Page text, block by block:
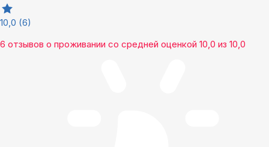
10,0 (6)
6 отзывов о проживании со средней оценкой 10,0 из 10,0